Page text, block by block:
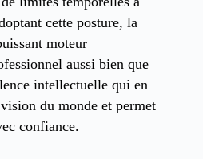
cette posture, la
moteur
aussi bien que
intellectuelle qui en
du monde et permet
confiance.